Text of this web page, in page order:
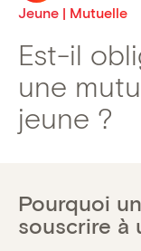
Jeune | Mutuelle
Est-il
une
jeune ?
Pourquoi
souscrire à